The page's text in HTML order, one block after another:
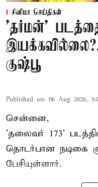
சினிமா செய்திகள்
'தர்மன்' படத்தை
குஷ்பூ
Published on: 06 Aug 2026,
சென்னை,
'தலைவர் 173'
தொடர்பான நடிகை
பேசியுள்ளார்.